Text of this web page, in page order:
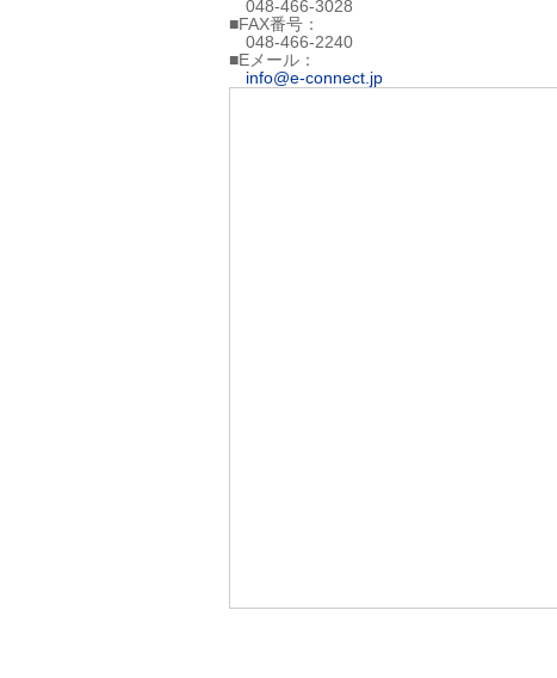
048-466-3028
■FAX番号：
048-466-2240
■Eメール：
info@e-connect.jp